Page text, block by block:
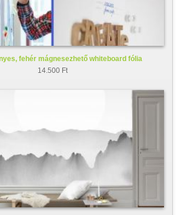
fehér mágnesezhető whiteboard fólia
14.500 Ft